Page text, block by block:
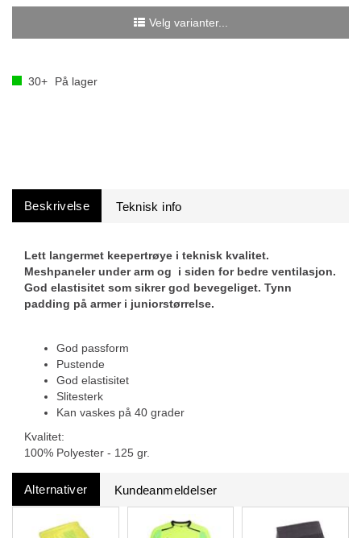
Velg varianter...
30+ På lager
Beskrivelse
Lett langermet keepertrøye i teknisk kvalitet.
Meshpaneler under arm og i siden for bedre ventilasjon.
God elastisitet som sikrer god bevegeliget. Tynn
padding på armer i juniorstørrelse.
God passform
Pustende
God elastisitet
Slitesterk
Kan vaskes på 40 grader
Kvalitet:
100% Polyester - 125 gr.
Alternativer Kundeanmeldelser